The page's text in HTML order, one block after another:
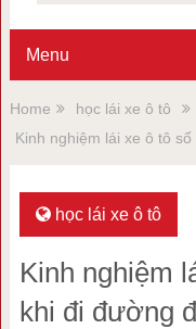
Menu
Home
học lái xe ô tô
Kinh nghiệm lái xe ô tô
học lái xe ô tô
Kinh nghiệm
khi đi đường